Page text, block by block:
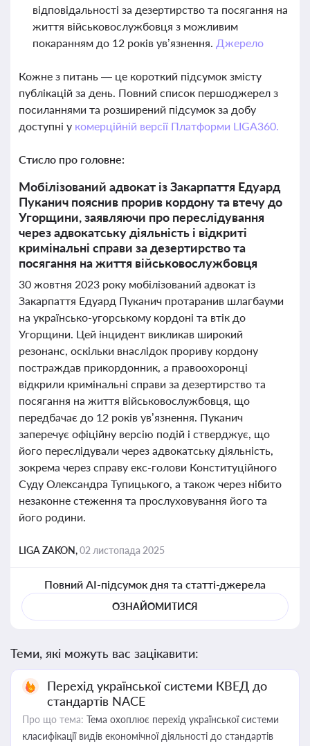
відповідальності за дезертирство та посягання на
життя військовослужбовця з можливим
покаранням до 12 років ув’язнення. Джерело
Кожне з питань — це короткий підсумок змісту
публікацій за день. Повний список першоджерел з
посиланнями та розширений підсумок за добу
доступні у комерційній версії Платформи LIGA360.
Стисло про головне:
Мобілізований адвокат із Закарпаття Едуард
Пуканич пояснив прорив кордону та втечу до
Угорщини, заявляючи про переслідування
через адвокатську діяльність і відкриті
кримінальні справи за дезертирство та
посягання на життя військовослужбовця
30 жовтня 2023 року мобілізований адвокат із
Закарпаття Едуард Пуканич протаранив шлагбауми
на українсько-угорському кордоні та втік до
Угорщини. Цей інцидент викликав широкий
резонанс, оскільки внаслідок прориву кордону
постраждав прикордонник, а правоохоронці
відкрили кримінальні справи за дезертирство та
посягання на життя військовослужбовця, що
передбачає до 12 років ув’язнення. Пуканич
заперечує офіційну версію подій і стверджує, що
його переслідували через адвокатську діяльність,
зокрема через справу екс-голови Конституційного
Суду Олександра Тупицького, а також через нібито
незаконне стеження та прослуховування його та
його родини.
LIGA ZAKON,02 листопада 2025
Повний AI-підсумок дня та статті-джерела
ОЗНАЙОМИТИСЯ
Теми, які можуть вас зацікавити:
Перехід української системи КВЕД до
стандартів NACE
Про що тема: Тема охоплює перехід української системи
класифікації видів економічної діяльності до стандартів